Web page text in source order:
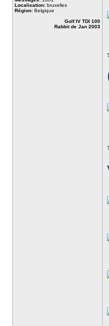
Localisation: bruxelles
Région: Belgique
Golf IV TDI 100
Rabbit de Jan 2003